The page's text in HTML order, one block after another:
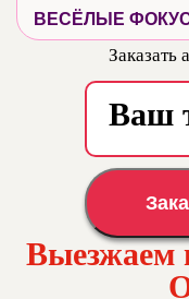
ВЕСЁЛЫЕ
Заказать
Выезжаем